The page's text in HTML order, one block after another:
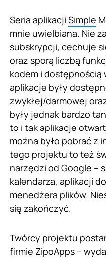
Seria aplikacji Simple
mnie uwielbiana. Nie
subskrypcji, cechuje
oraz sporą liczbą
kodem i dostępnością
aplikacje były
zwykłej/darmowej
były jednak bardzo
to i tak aplikacje
można było pobrać z
tego projektu to też
narzędzi od Google –
kalendarza, aplikacji
menedżera plików.
się zakończyć.
Twórcy projektu
firmie ZipoApps –